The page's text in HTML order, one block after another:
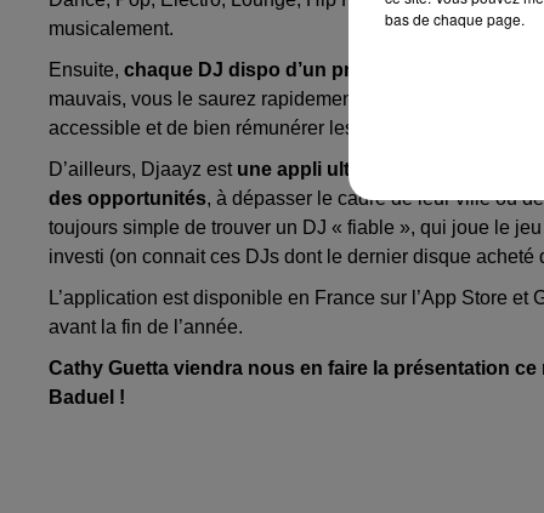
musicalement.
Ensuite, chaque DJ dispo d’un profil
mauvais, vous le saurez rapidement. Enfin, le tarif
accessible et de bien rémunérer les artistes, chose
D’ailleurs, Djaayz est une appli ultra séduisante
des opportunités, à dépasser le cadre de leur ville ou
toujours simple de trouver un DJ « fiable », qui joue le
investi (on connait ces DJs dont le dernier disque
L’application est disponible en France sur l’App Store
avant la fin de l’année.
Cathy Guetta viendra nous en faire la présentation
Baduel !
bas de chaque page.